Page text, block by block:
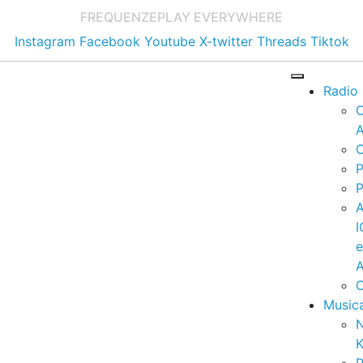
FREQUENZEPLAY EVERYWHERE
Instagram Facebook Youtube X-twitter Threads Tiktok
Radio
e